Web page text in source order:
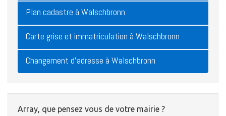
Plan cadastre à Walschbronn
Carte grise et immatriculation à Walschbronn
Changement d'adresse à Walschbronn
Array, que pensez vous de votre mairie ?